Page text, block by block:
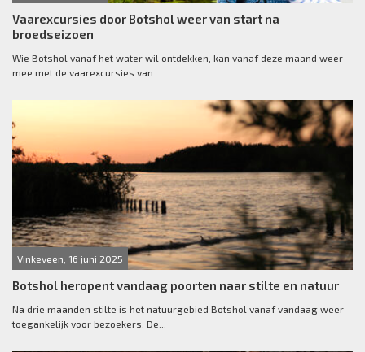
Vaarexcursies door Botshol weer van start na
broedseizoen
Wie Botshol vanaf het water wil ontdekken, kan vanaf deze maand weer
mee met de vaarexcursies van...
Vinkeveen, 16 juni 2025
Botshol heropent vandaag poorten naar stilte en natuur
Na drie maanden stilte is het natuurgebied Botshol vanaf vandaag weer
toegankelijk voor bezoekers. De...